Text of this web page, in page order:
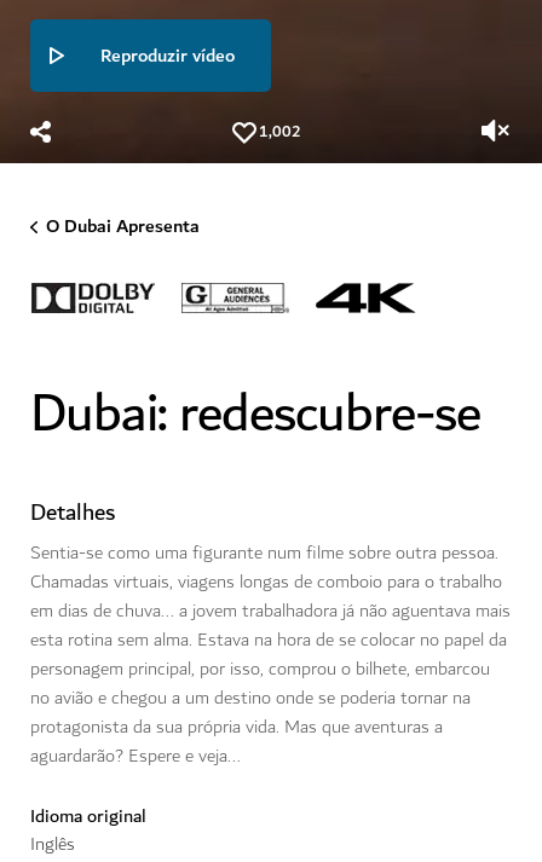
Reproduzir vídeo
1,002
O Dubai Apresenta
Dubai: redescubre-se
Detalhes
Sentia-se como uma figurante num filme sobre outra pessoa.
Chamadas virtuais, viagens longas de comboio para o trabalho
em dias de chuva... a jovem trabalhadora já não aguentava mais
esta rotina sem alma. Estava na hora de se colocar no papel da
personagem principal, por isso, comprou o bilhete, embarcou
no avião e chegou a um destino onde se poderia tornar na
protagonista da sua própria vida. Mas que aventuras a
aguardarão? Espere e veja...
Idioma original
Inglês